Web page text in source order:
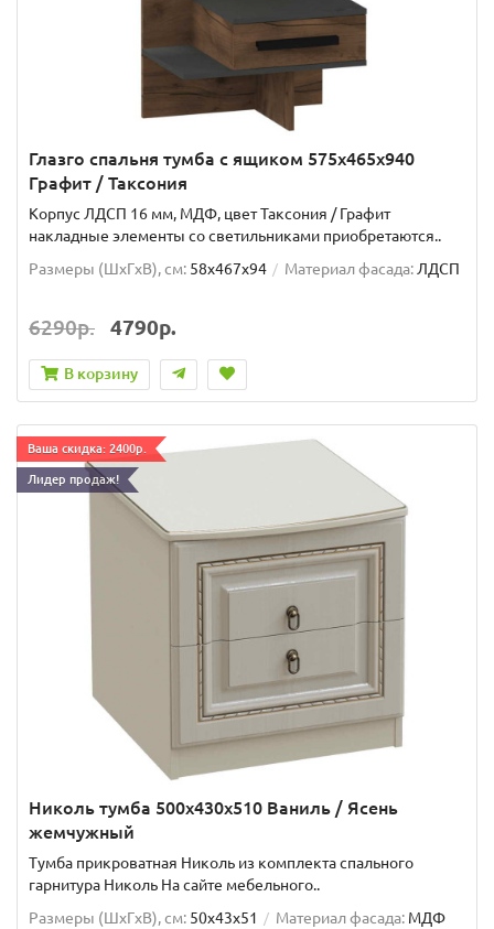
Глазго спальня тумба с ящиком 575x465x940
Графит / Таксония
Корпус ЛДСП 16 мм, МДФ, цвет Таксония / Графит
накладные элементы со светильниками приобретаются..
Размеры (ШxГxВ), см: 58x467x94 Материал фасада: ЛДСП
6290р. 4790р.
В корзину
Ваша скидка: 2400р.
Лидер продаж!
Николь тумба 500x430x510 Ваниль / Ясень
жемчужный
Тумба прикроватная Николь из комплекта спального
гарнитура Николь На сайте мебельного..
Размеры (ШxГxВ), см: 50x43x51 Материал фасада: МДФ